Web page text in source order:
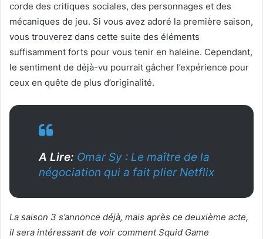
corde des critiques sociales, des personnages et des
mécaniques de jeu. Si vous avez adoré la première saison,
vous trouverez dans cette suite des éléments
suffisamment forts pour vous tenir en haleine. Cependant,
le sentiment de déjà-vu pourrait gâcher l’expérience pour
ceux en quête de plus d’originalité.
A Lire: Omar Sy : Le maître de la
négociation qui a fait plier Netflix
La saison 3 s’annonce déjà, mais après ce deuxième acte,
il sera intéressant de voir comment Squid Game